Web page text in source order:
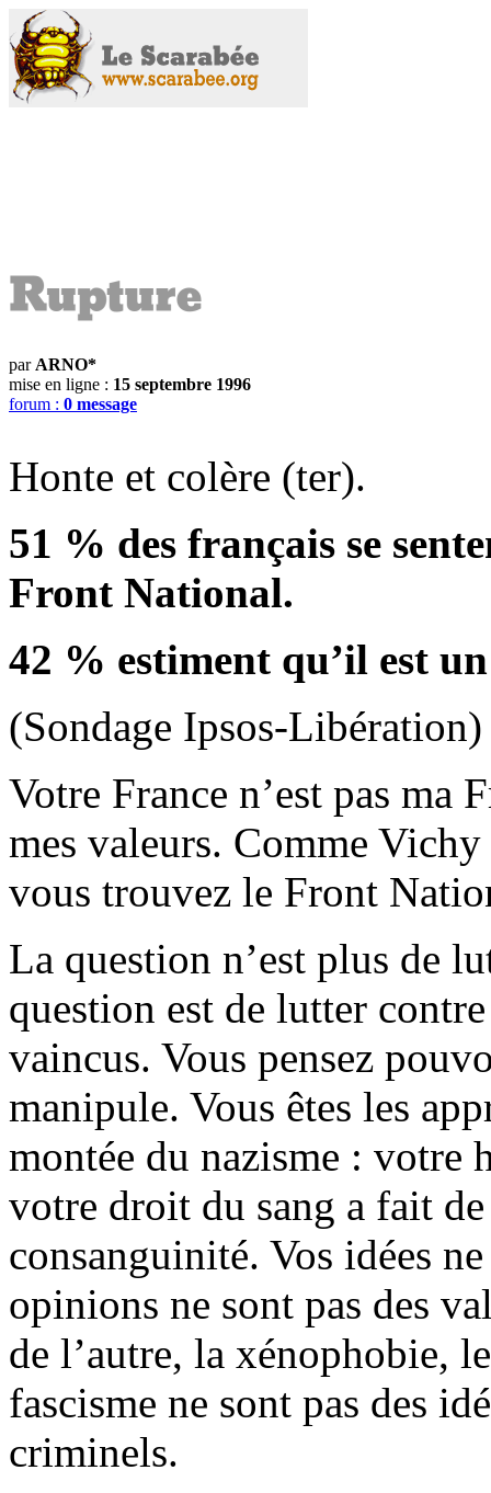
par ARNO*
mise en ligne : 15 septembre 1996
forum : 0 message
Honte et colère (ter).
51 % des français se
Front National.
42 % estiment qu’il est
(Sondage Ipsos-Libération)
Votre France n’est pas ma
mes valeurs. Comme
vous trouvez le Front
La question n’est plus de
question est de lutter
vaincus. Vous pensez
manipule. Vous êtes les
montée du nazisme : votre
votre droit du sang a fait
consanguinité. Vos idées
opinions ne sont pas des
de l’autre, la xénophobie,
fascisme ne sont pas des
criminels.